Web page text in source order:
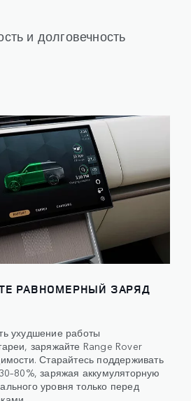
и долговечность
РАВНОМЕРНЫЙ ЗАРЯД
ухудшение работы
заряжайте Range Rover
Старайтесь поддерживать
заряжая аккумуляторную
уровня только перед